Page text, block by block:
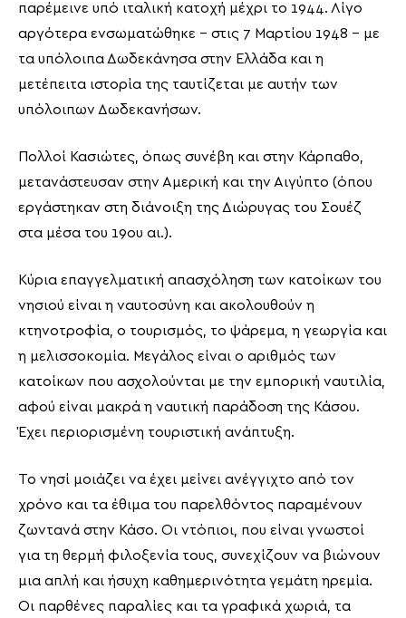
παρέμεινε υπό ιταλική κατοχή μέχρι το 1944. Λίγο
αργότερα ενσωματώθηκε – στις 7 Μαρτίου 1948 – με
τα υπόλοιπα Δωδεκάνησα στην Ελλάδα και η
μετέπειτα ιστορία της ταυτίζεται με αυτήν των
υπόλοιπων Δωδεκανήσων.
Πολλοί Κασιώτες, όπως συνέβη και στην Κάρπαθο,
μετανάστευσαν στην Αμερική και την Αιγύπτο (όπου
εργάστηκαν στη διάνοιξη της Διώρυγας του Σουέζ
στα μέσα του 19ου αι.).
Κύρια επαγγελματική απασχόληση των κατοίκων του
νησιού είναι η ναυτοσύνη και ακολουθούν η
κτηνοτροφία, ο τουρισμός, το ψάρεμα, η γεωργία και
η μελισσοκομία. Μεγάλος είναι ο αριθμός των
κατοίκων που ασχολούνται με την εμπορική ναυτιλία,
αφού είναι μακρά η ναυτική παράδοση της Κάσου.
Έχει περιορισμένη τουριστική ανάπτυξη.
Το νησί μοιάζει να έχει μείνει ανέγγιχτο από τον
χρόνο και τα έθιμα του παρελθόντος παραμένουν
ζωντανά στην Κάσο. Οι ντόπιοι, που είναι γνωστοί
για τη θερμή φιλοξενία τους, συνεχίζουν να βιώνουν
μια απλή και ήσυχη καθημερινότητα γεμάτη ηρεμία.
Οι παρθένες παραλίες και τα γραφικά χωριά, τα